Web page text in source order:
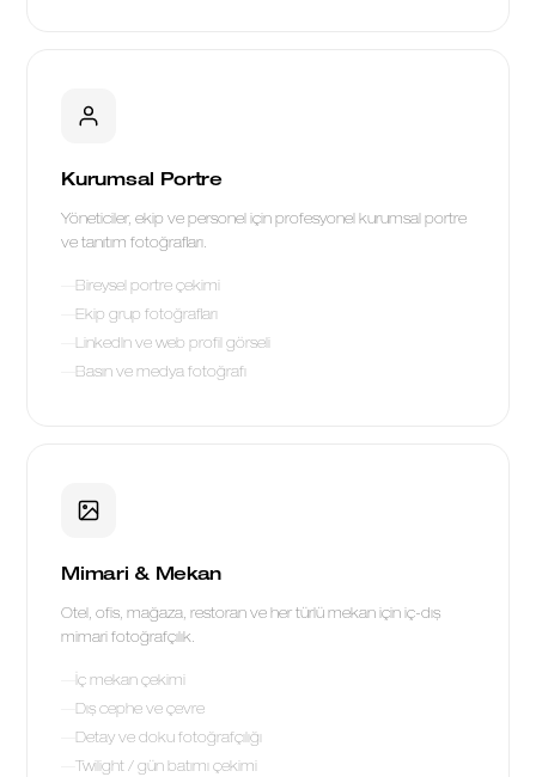
Kurumsal Portre
Yöneticiler, ekip ve personel için profesyonel kurumsal portre
ve tanıtım fotoğrafları.
Bireysel portre çekimi
Ekip grup fotoğrafları
LinkedIn ve web profil görseli
Basın ve medya fotoğrafı
Mimari & Mekan
Otel, ofis, mağaza, restoran ve her türlü mekan için iç-dış
mimari fotoğrafçılık.
İç mekan çekimi
Dış cephe ve çevre
Detay ve doku fotoğrafçılığı
Twilight / gün batımı çekimi